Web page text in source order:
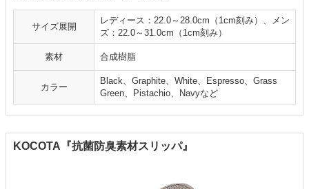
サイズ展開
レディース：22.0～28.0cm（1cm刻み）、メン
ズ：22.0～31.0cm（1cm刻み）
素材 合成樹脂
カラー
Black、Graphite、White、Espresso、Grass
Green、Pistachio、Navyなど
KOCOTA『抗菌防臭素材スリッパ』